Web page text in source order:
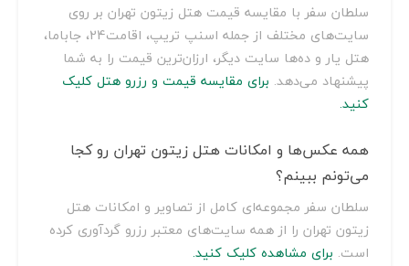
سلطان سفر با مقایسه قیمت هتل زیتون تهران بر روی
سایت‌های مختلف از جمله اسنپ تریپ، اقامت24، جاباما،
هتل یار و ده‌ها سایت دیگر، ارزان‌ترین قیمت را به شما
پیشنهاد می‌دهد. برای مقایسه قیمت و رزرو هتل کلیک
کنید.
همه عکس‌ها و امکانات هتل زیتون تهران رو کجا
می‌تونم ببینم؟
سلطان سفر مجموعه‌ای کامل از تصاویر و امکانات هتل
زیتون تهران را از همه سایت‌های معتبر رزرو گردآوری کرده
است. برای مشاهده کلیک کنید.